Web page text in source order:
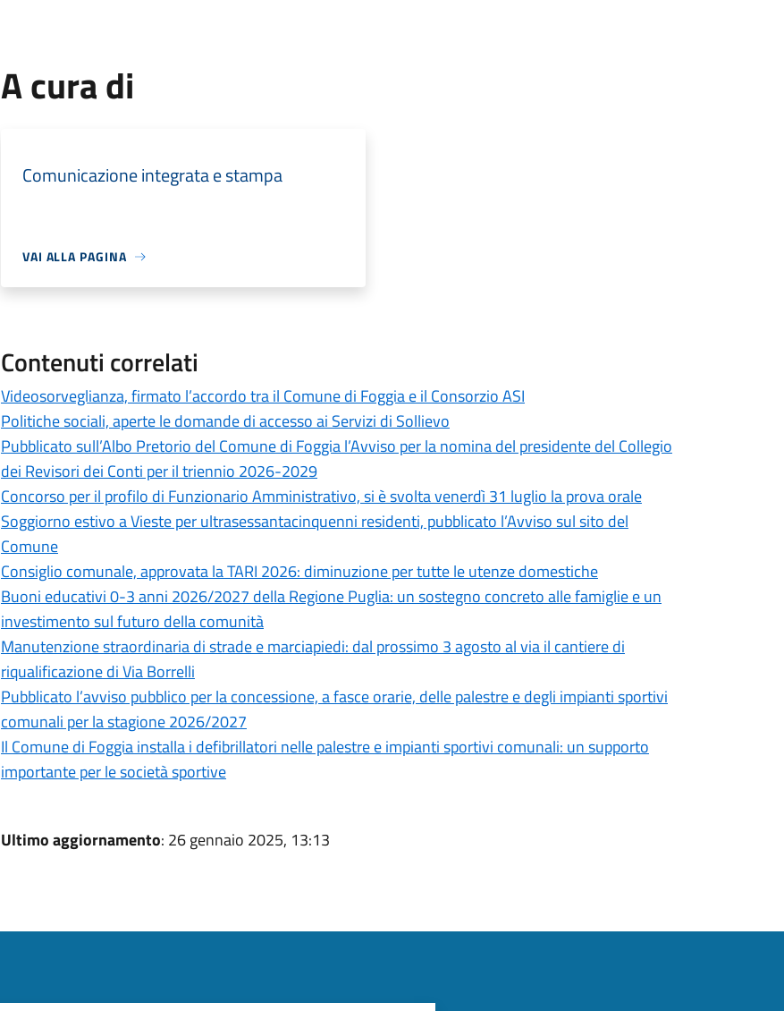
A cura di
Comunicazione integrata e stampa
VAI ALLA PAGINA
Contenuti correlati
Videosorveglianza, firmato l’accordo tra il Comune di Foggia e il Consorzio ASI
Politiche sociali, aperte le domande di accesso ai Servizi di Sollievo
Pubblicato sull’Albo Pretorio del Comune di Foggia l’Avviso per la nomina del presidente del Collegio
dei Revisori dei Conti per il triennio 2026-2029
Concorso per il profilo di Funzionario Amministrativo, si è svolta venerdì 31 luglio la prova orale
Soggiorno estivo a Vieste per ultrasessantacinquenni residenti, pubblicato l’Avviso sul sito del
Comune
Consiglio comunale, approvata la TARI 2026: diminuzione per tutte le utenze domestiche
Buoni educativi 0-3 anni 2026/2027 della Regione Puglia: un sostegno concreto alle famiglie e un
investimento sul futuro della comunità
Manutenzione straordinaria di strade e marciapiedi: dal prossimo 3 agosto al via il cantiere di
riqualificazione di Via Borrelli
Pubblicato l’avviso pubblico per la concessione, a fasce orarie, delle palestre e degli impianti sportivi
comunali per la stagione 2026/2027
Il Comune di Foggia installa i defibrillatori nelle palestre e impianti sportivi comunali: un supporto
importante per le società sportive
Ultimo aggiornamento: 26 gennaio 2025, 13:13